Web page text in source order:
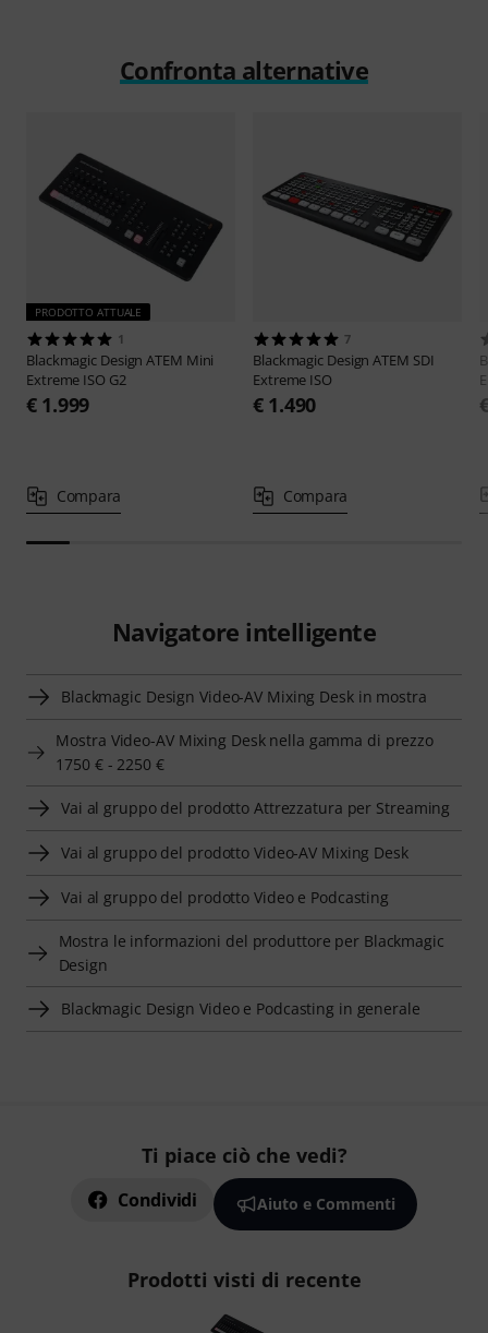
Confronta alternative
PRODOTTO ATTUALE
1
Blackmagic DesignATEM Mini
Extreme ISO G2
€ 1.999
Compara
7
Blackmagic DesignATEM SDI
Extreme ISO
€ 1.490
Compara
Navigatore intelligente
Blackmagic Design Video-AV Mixing Desk in mostra
Mostra Video-AV Mixing Desk nella gamma di prezzo
1750 € - 2250 €
Vai al gruppo del prodotto Attrezzatura per Streaming
Vai al gruppo del prodotto Video-AV Mixing Desk
Vai al gruppo del prodotto Video e Podcasting
Mostra le informazioni del produttore per Blackmagic
Design
Blackmagic Design Video e Podcasting in generale
Ti piace ciò che vedi?
Condividi Aiuto e Commenti
Prodotti visti di recente